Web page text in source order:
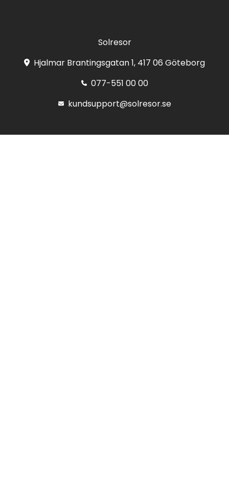
Solresor
Hjalmar Brantingsgatan 1, 417 06 Göteborg
077-551 00 00
kundsupport@solresor.se